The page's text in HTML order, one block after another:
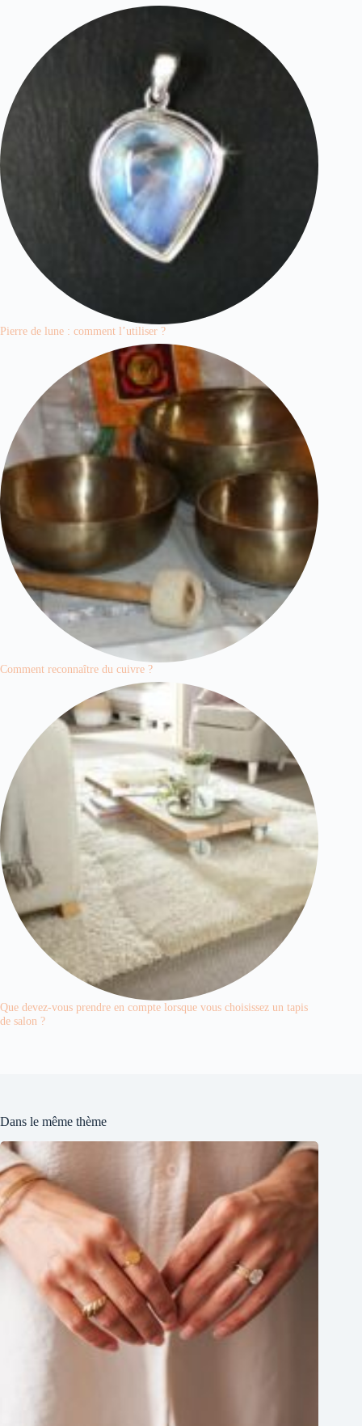
Pierre de lune : comment l’utiliser ?
Comment reconnaître du cuivre ?
Que devez-vous prendre en compte lorsque vous choisissez un tapis
de salon ?
Dans le même thème